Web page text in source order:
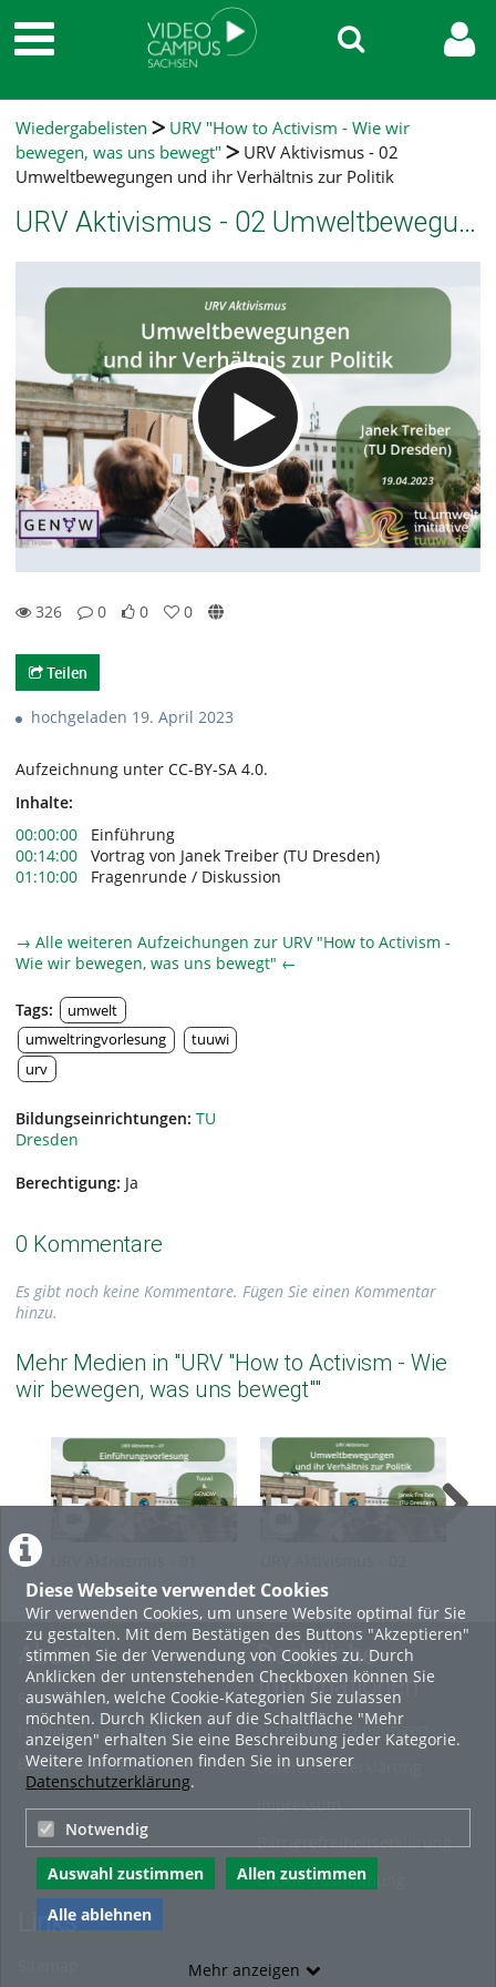
Diese Webseite verwendet Cookies
Wir verwenden Cookies, um unsere Website optimal für Sie
zu gestalten. Mit dem Bestätigen des Buttons "Akzeptieren"
stimmen Sie der Verwendung von Cookies zu. Durch
Anklicken der untenstehenden Checkboxen können Sie
auswählen, welche Cookie-Kategorien Sie zulassen
möchten. Durch Klicken auf die Schaltfläche "Mehr
anzeigen" erhalten Sie eine Beschreibung jeder Kategorie.
Weitere Informationen finden Sie in unserer
Datenschutzerklärung.
Notwendig
Auswahl zustimmen
Allen zustimmen
Alle ablehnen
Mehr anzeigen
Wiedergabelisten
URV "How to Activism - Wie wir
bewegen, was uns bewegt"
URV Aktivismus - 02
Umweltbewegungen und ihr Verhältnis zur Politik
URV Aktivismus - 02 Umweltbewegungen und ihr Verhältnis zur Politik
326
0
0
0
Teilen
hochgeladen 19. April 2023
Aufzeichnung unter CC-BY-SA 4.0.
Inhalte:
00:00:00 Einführung
00:14:00 Vortrag von Janek Treiber (TU Dresden)
01:10:00 Fragenrunde / Diskussion
→ Alle weiteren Aufzeichungen zur URV "How to Activism -
Wie wir bewegen, was uns bewegt" ←
Tags:
umwelt
umweltringvorlesung
tuuwi
urv
Bildungseinrichtungen: TU
Dresden
Berechtigung: Ja
0 Kommentare
Es gibt noch keine Kommentare. Fügen Sie einen Kommentar
hinzu.
Mehr Medien in "URV "How to Activism - Wie
wir bewegen, was uns bewegt""
Einführungsveranstaltung
Umweltbewegungen
und ihr Verhältnis zur
Politik
About
Erste Schritte
Häufige Fragen - FAQ
Betriebsstatus
Rechtliche
Informationen
Nutzungsbedingungen
Datenschutzerklärung
Impressum
Barrierefreiheitserklärung
Cookie-Zustimmung
Links